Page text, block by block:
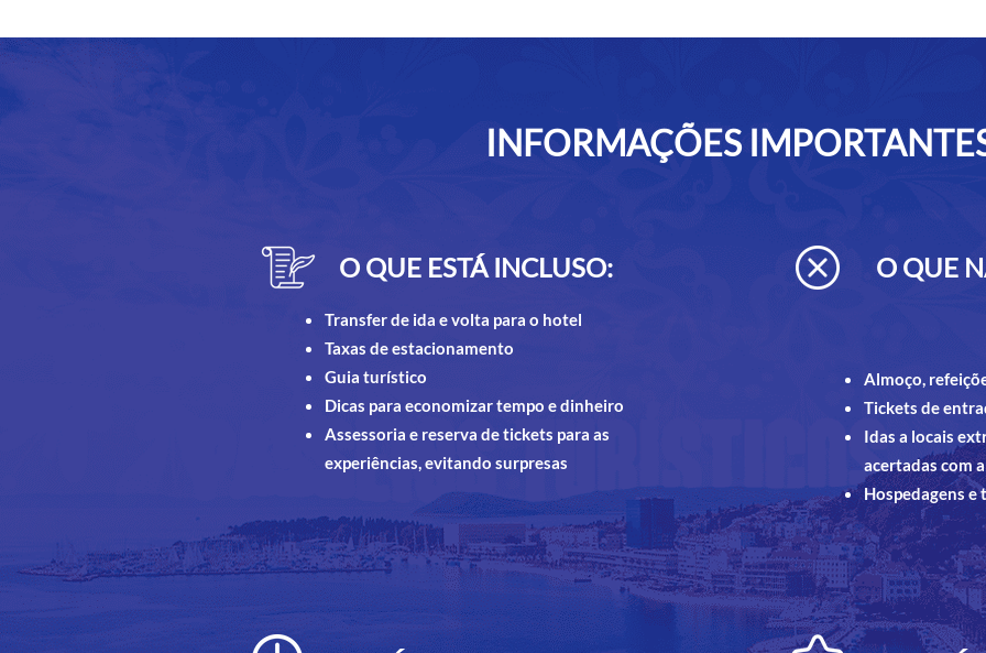
INFORMAÇÕES
O QUE ESTÁ INCLUSO:
Transfer de ida e volta para o hotel
Taxas de estacionamento
Guia turístico
Dicas para economizar tempo e dinheiro
Assessoria e reserva de tickets para as
experiências, evitando surpresas
O QUE
Almoço,
Tickets de
Idas a locais
acertadas com
Hospedagens